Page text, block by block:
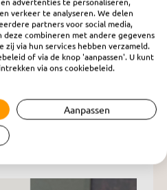
van Voorst
over Willeke's
verkeer te analyseren. We delen
partners voor social media,
deze combineren met andere gegevens
via hun services hebben verzameld.
of via de knop 'aanpassen'. U kunt
via ons cookiebeleid.
Aanpassen